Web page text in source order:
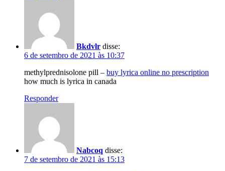
Bkdvlr disse:
6 de setembro de 2021 às 10:37
methylprednisolone pill – buy lyrica online no prescription
how much is lyrica in canada
Responder
Nabcoq disse:
7 de setembro de 2021 às 15:13